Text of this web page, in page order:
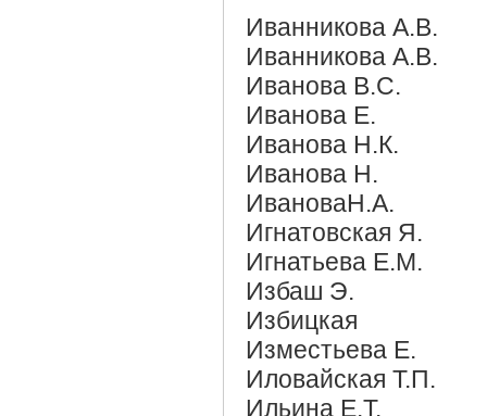
Иванникова А.В.
Иванникова А.В.
Иванова В.С.
Иванова Е.
Иванова Н.К.
Иванова Н.
ИвановаН.А.
Игнатовская Я.
Игнатьева Е.М.
Избаш Э.
Избицкая
Изместьева Е.
Иловайская Т.П.
Ильина Е.Т.